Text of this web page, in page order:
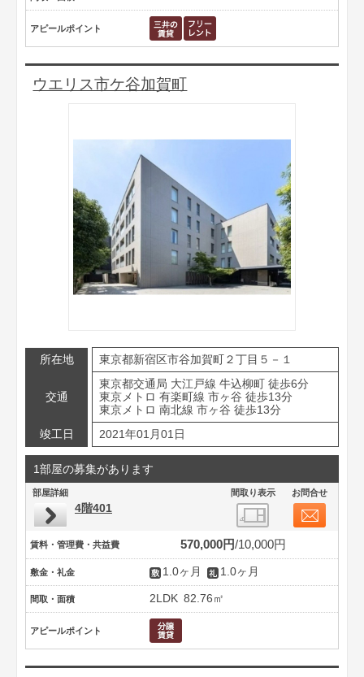
アピールポイント
ウエリス市ケ谷加賀町
所在地 東京都新宿区市谷加賀町２丁目５－１
交通
東京都交通局 大江戸線 牛込柳町 徒歩6分
東京メトロ 有楽町線 市ヶ谷 徒歩13分
東京メトロ 南北線 市ヶ谷 徒歩13分
竣工日
2021年01月01日
1部屋の募集があります
部屋詳細 間取り表示 お問合せ
4階401
賃料・管理費・共益費 570,000円 10,000円
敷金・礼金 1.0ヶ月 1.0ヶ月
間取・面積 2LDK 82.76㎡
アピールポイント